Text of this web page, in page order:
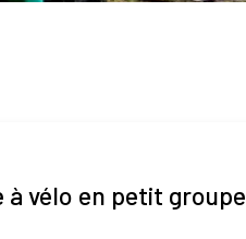
vélo en petit groupe